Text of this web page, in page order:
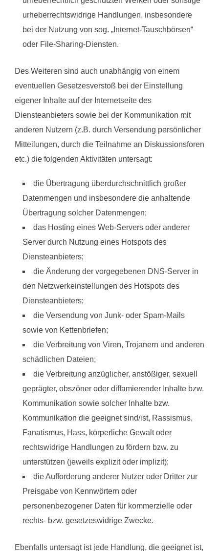
urheberrechtswidrige Handlungen, insbesondere
bei der Nutzung von sog. „Internet-Tauschbörsen“
oder File-Sharing-Diensten.
Des Weiteren sind auch unabhängig von einem
eventuellen Gesetzesverstoß bei der Einstellung
eigener Inhalte auf der Internetseite des
Diensteanbieters sowie bei der Kommunikation mit
anderen Nutzern (z.B. durch Versendung persönlicher
Mitteilungen, durch die Teilnahme an Diskussionsforen
etc.) die folgenden Aktivitäten untersagt:
die Übertragung überdurchschnittlich großer
Datenmengen und insbesondere die anhaltende
Übertragung solcher Datenmengen;
das Hosting eines Web-Servers oder anderer
Server durch Nutzung eines Hotspots des
Diensteanbieters;
die Änderung der vorgegebenen DNS-Server in
den Netzwerkeinstellungen des Hotspots des
Diensteanbieters;
die Versendung von Junk- oder Spam-Mails
sowie von Kettenbriefen;
die Verbreitung von Viren, Trojanern und anderen
schädlichen Dateien;
die Verbreitung anzüglicher, anstößiger, sexuell
geprägter, obszöner oder diffamierender Inhalte bzw.
Kommunikation sowie solcher Inhalte bzw.
Kommunikation die geeignet sind/ist, Rassismus,
Fanatismus, Hass, körperliche Gewalt oder
rechtswidrige Handlungen zu fördern bzw. zu
unterstützen (jeweils explizit oder implizit);
die Aufforderung anderer Nutzer oder Dritter zur
Preisgabe von Kennwörtern oder
personenbezogener Daten für kommerzielle oder
rechts- bzw. gesetzeswidrige Zwecke.
Ebenfalls untersagt ist jede Handlung, die geeignet ist,